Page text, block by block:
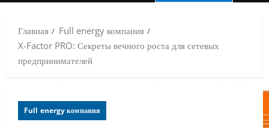
Главная
Full energy компания
X-Factor PRO: Секреты вечного роста для сетевых
предпринимателей
Full energy компания